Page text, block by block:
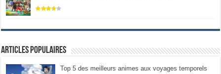
Articles populaires
Top 5 des meilleurs animes aux voyages temporels